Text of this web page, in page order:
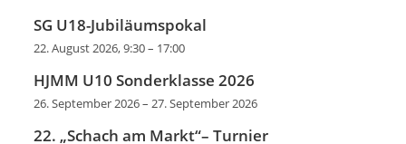
SG U18-Jubiläumspokal
22. August 2026, 9:30– 17:00
HJMM U10 Sonderklasse 2026
26. September 2026–27. September 2026
22. „Schach am Markt“– Turnier